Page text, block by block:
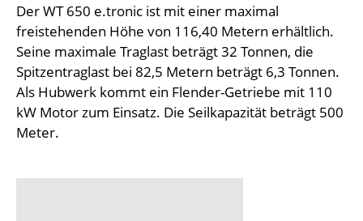
Der WT 650 e.tronic ist mit einer maximal
freistehenden Höhe von 116,40 Metern erhältlich.
Seine maximale Traglast beträgt 32 Tonnen, die
Spitzentraglast bei 82,5 Metern beträgt 6,3 Tonnen.
Als Hubwerk kommt ein Flender-Getriebe mit 110
kW Motor zum Einsatz. Die Seilkapazität beträgt 500
Meter.